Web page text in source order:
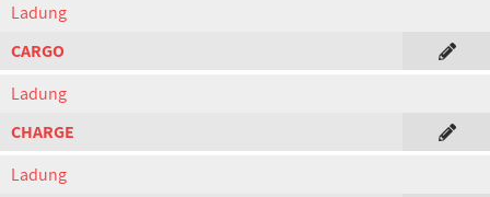
Ladung
CARGO
Ladung
CHARGE
Ladung